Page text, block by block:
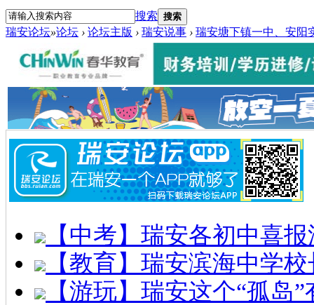
搜索 搜索
瑞安论坛»论坛 › 论坛主版 › 瑞安说事 › 瑞安塘下镇一中、安阳
【中考】瑞安各初中喜
【教育】瑞安滨海中学
【游玩】瑞安这个“孤岛